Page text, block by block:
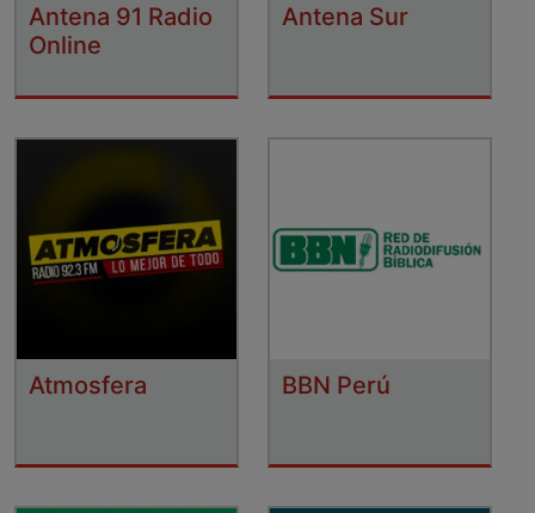
Antena 91 Radio
Online
Antena Sur
Atmosfera BBN Perú